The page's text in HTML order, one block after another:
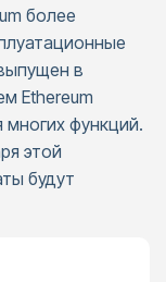
более
в
Ethereum
функций.
этой
будут